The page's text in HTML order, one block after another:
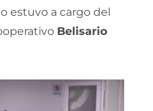
estuvo a cargo del
Belisario